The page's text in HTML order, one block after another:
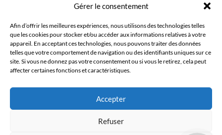
Gérer le consentement
Afin d’offrir les meilleures expériences, nous utilisons des technologies telles
que les cookies pour stocker et/ou accéder aux informations relatives à votre
appareil. En acceptant ces technologies, nous pouvons traiter des données
telles que votre comportement de navigation ou des identifiants uniques sur ce
site. Si vous ne donnez pas votre consentement ou si vous le retirez, cela peut
affecter certaines fonctions et caractéristiques.
Accepter
Refuser
Téléphone:
+31 6 27437019
Courriel:
info@sjamaan.nl